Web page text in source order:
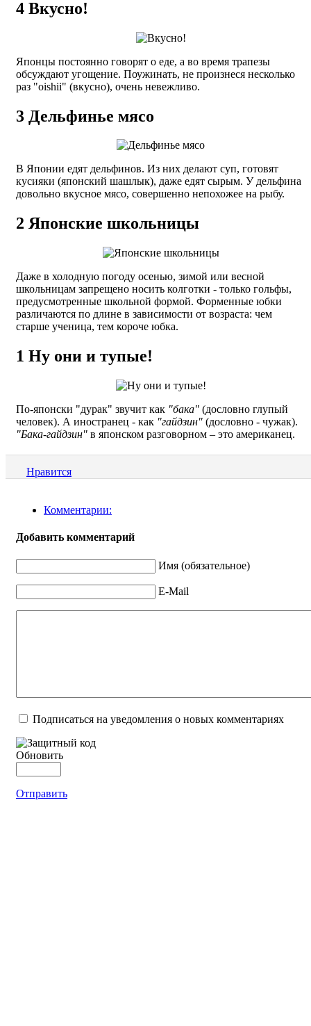
4 Вкусно!
Японцы постоянно говорят о еде, а во время трапезы
обсуждают угощение. Поужинать, не произнеся несколько
раз "oishii" (вкусно), очень невежливо.
3 Дельфинье мясо
В Японии едят дельфинов. Из них делают суп, готовят
кусияки (японский шашлык), даже едят сырым. У дельфина
довольно вкусное мясо, совершенно непохожее на рыбу.
2 Японские школьницы
Даже в холодную погоду осенью, зимой или весной
школьницам запрещено носить колготки - только гольфы,
предусмотренные школьной формой. Форменные юбки
различаются по длине в зависимости от возраста: чем
старше ученица, тем короче юбка.
1 Ну они и тупые!
По-японски "дурак" звучит как "бака" (дословно глупый
человек). А иностранец - как "гайдзин" (дословно - чужак).
"Бака-гайдзин" в японском разговорном – это американец.
Нравится
Комментарии:
Добавить комментарий
Имя (обязательное)
E-Mail
Подписаться на уведомления о новых комментариях
Обновить
Отправить